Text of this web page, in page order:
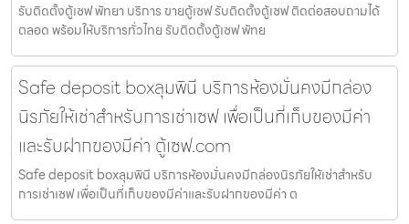
รับติดตั้งตู้เซฟ พัทยา บริการ ขายตู้เซฟ รับติดตั้งตู้เซฟ ติดต่อสอบถามได้
ตลอด พร้อมให้บริการทั่วไทย รับติดตั้งตู้เซฟ พัทย
Safe deposit boxลุมพินี บริการห้องมั่นคงมีกล่อง
นิรภัยให้เช่าสำหรับการเช่าเซฟ เพื่อเป็นที่เก็บของมีค่า
และรับฝากของมีค่า ตู้เซฟ.com
Safe deposit boxลุมพินี บริการห้องมั่นคงมีกล่องนิรภัยให้เช่าสำหรับ
การเช่าเซฟ เพื่อเป็นที่เก็บของมีค่าและรับฝากของมีค่า ต